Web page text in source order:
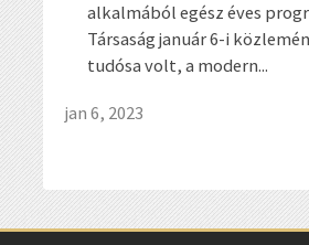
alkalmából egész éves
Társaság január 6-i
tudósa volt, a modern...
jan 6, 2023